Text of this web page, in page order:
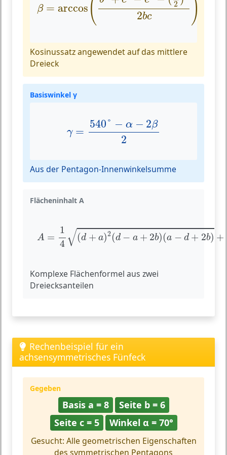
β = arccos ( 2
2bc )
Kosinussatz angewendet auf das mittlere
Dreieck
Basiswinkel γ
γ =
540° − α − 2β
2
540° −2 2
Aus der Pentagon-Innenwinkelsumme
Flächeninhalt A
A =
1
4 √(d + a)2(d − a + 2b)(a − d + 2b) +
Komplexe Flächenformel aus zwei
Dreiecksanteilen
Rechenbeispiel für ein
achsensymmetrisches Fünfeck
Gegeben
Basis a = 8
Seite b = 6
Seite c = 5
Winkel α = 70°
Gesucht: Alle geometrischen Eigenschaften
des symmetrischen Pentagons